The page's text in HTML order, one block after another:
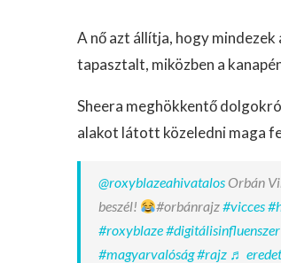
A nő azt állítja, hogy
tapasztalt, miközben a
Sheera meghökkentő
alakot látott közeledni maga
@roxyblazeahivatalos Orbán
beszél!
#orbánrajz#vicces
#roxyblaze#digitálisinfluenszer
#magyarvalóság#rajz ♬